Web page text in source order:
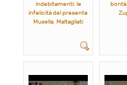
indebitamenti: le
infelicità del presente
Musella, Maltagliati